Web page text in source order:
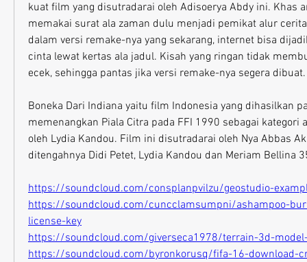
kuat film yang disutradarai oleh Adisoerya Abdy ini. Khas
memakai surat ala zaman dulu menjadi pemikat alur
dalam versi remake-nya yang sekarang, internet bisa
cinta lewat kertas ala jadul. Kisah yang ringan tidak
ecek, sehingga pantas jika versi remake-nya segera dibuat.
Boneka Dari Indiana yaitu film Indonesia yang dihasilkan
memenangkan Piala Citra pada FFI 1990 sebagai kategori
oleh Lydia Kandou. Film ini disutradarai oleh Nya Abbas
ditengahnya Didi Petet, Lydia Kandou dan Meriam Bellina
https://soundcloud.com/consplanpvilzu/geostudio-
https://soundcloud.com/cuncclamsumpni/ashampoo-
license-key
https://soundcloud.com/giverseca1978/terrain-3d-
https://soundcloud.com/byronkorusq/fifa-16-download-